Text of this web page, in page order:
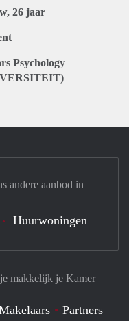
26 jaar
Psychology
makkelijk je Kamer
Partners
andere aanbod in
Huurwoningen